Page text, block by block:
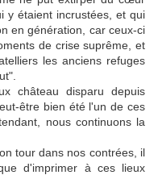
y étaient incrustées, et qui
en génération, car ceux-ci
de crise suprême, et
les anciens refuges
château disparu depuis
être bien été l'un de ces
nous continuons la
tour dans nos contrées, il
d'imprimer à ces lieux